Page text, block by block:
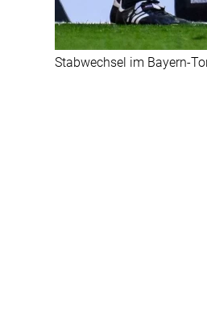
Stabwechsel im Bayern-